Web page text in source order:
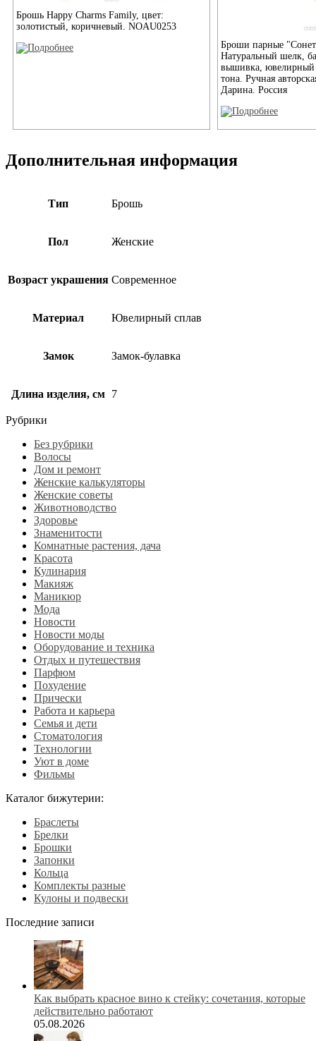
Брошь Happy Charms Family, цвет:
золотистый, коричневый. NOAU0253
Броши парные
Натуральный шелк,
вышивка, ювелирный
тона. Ручная
Дарина. Россия
Дополнительная информация
Тип Брошь
Пол Женские
Возраст украшения Современное
Материал Ювелирный сплав
Замок Замок-булавка
Длина изделия, см 7
Рубрики
Без рубрики
Волосы
Дом и ремонт
Женские калькуляторы
Женские советы
Животноводство
Здоровье
Знаменитости
Комнатные растения, дача
Красота
Кулинария
Макияж
Маникюр
Мода
Новости
Новости моды
Оборудование и техника
Отдых и путешествия
Парфюм
Похудение
Прически
Работа и карьера
Семья и дети
Стоматология
Технологии
Уют в доме
Фильмы
Каталог бижутерии:
Браслеты
Брелки
Брошки
Запонки
Кольца
Комплекты разные
Кулоны и подвески
Последние записи
Как выбрать красное вино к стейку: сочетания, которые
действительно работают
05.08.2026